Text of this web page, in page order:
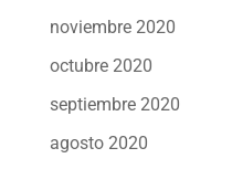
noviembre 2020
octubre 2020
septiembre 2020
agosto 2020